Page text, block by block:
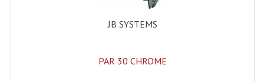
Karaoké Materiel Lecteur Etc...
Matériel Karaoké
JB SYSTEMS
PAR 30 CHROME